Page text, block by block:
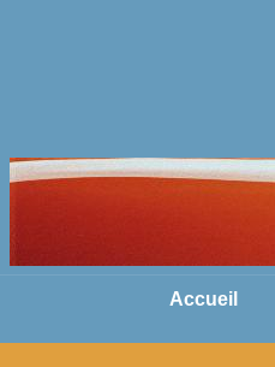
Accueil